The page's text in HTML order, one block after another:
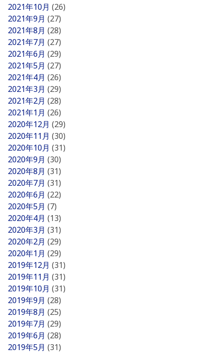
2021年10月 (26)
2021年9月 (27)
2021年8月 (28)
2021年7月 (27)
2021年6月 (29)
2021年5月 (27)
2021年4月 (26)
2021年3月 (29)
2021年2月 (28)
2021年1月 (26)
2020年12月 (29)
2020年11月 (30)
2020年10月 (31)
2020年9月 (30)
2020年8月 (31)
2020年7月 (31)
2020年6月 (22)
2020年5月 (7)
2020年4月 (13)
2020年3月 (31)
2020年2月 (29)
2020年1月 (29)
2019年12月 (31)
2019年11月 (31)
2019年10月 (31)
2019年9月 (28)
2019年8月 (25)
2019年7月 (29)
2019年6月 (28)
2019年5月 (31)